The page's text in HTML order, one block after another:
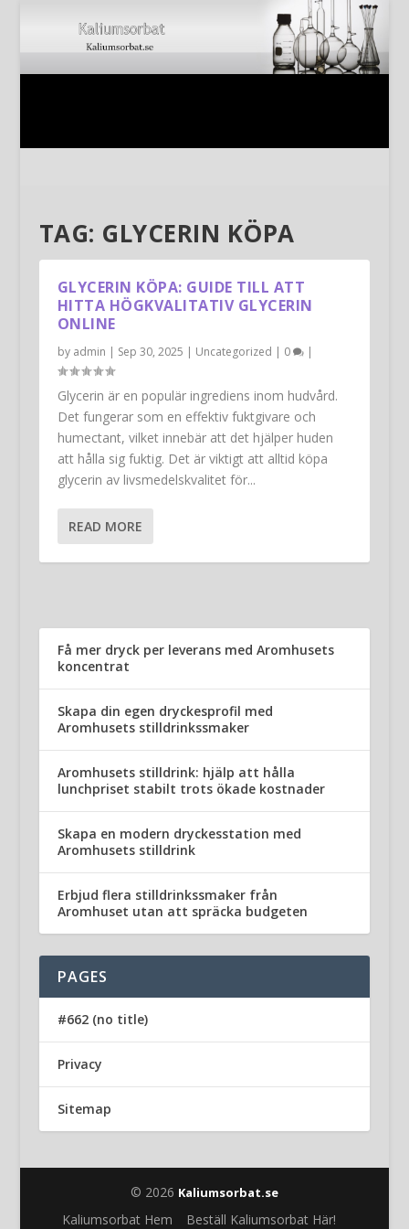
TAG: GLYCERIN KÖPA
GLYCERIN KÖPA: GUIDE TILL ATT
HITTA HÖGKVALITATIV GLYCERIN
ONLINE
by admin | Sep 30, 2025 | Uncategorized | 0 |
Glycerin är en populär ingrediens inom hudvård.
Det fungerar som en effektiv fuktgivare och
humectant, vilket innebär att det hjälper huden
att hålla sig fuktig. Det är viktigt att alltid köpa
glycerin av livsmedelskvalitet för...
READ MORE
Få mer dryck per leverans med Aromhusets
koncentrat
Skapa din egen dryckesprofil med
Aromhusets stilldrinkssmaker
Aromhusets stilldrink: hjälp att hålla
lunchpriset stabilt trots ökade kostnader
Skapa en modern dryckesstation med
Aromhusets stilldrink
Erbjud flera stilldrinkssmaker från
Aromhuset utan att spräcka budgeten
PAGES
#662 (no title)
Privacy
Sitemap
© 2026 Kaliumsorbat.se
Kaliumsorbat Hem Beställ Kaliumsorbat Här!